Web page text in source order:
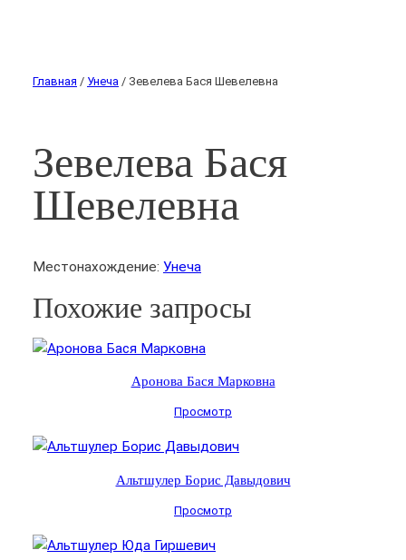
Главная / Унеча / Зевелева Бася Шевелевна
Зевелева Бася
Шевелевна
Местонахождение: Унеча
Похожие запросы
Аронова Бася Марковна
Просмотр
Альтшулер Борис Давыдович
Просмотр